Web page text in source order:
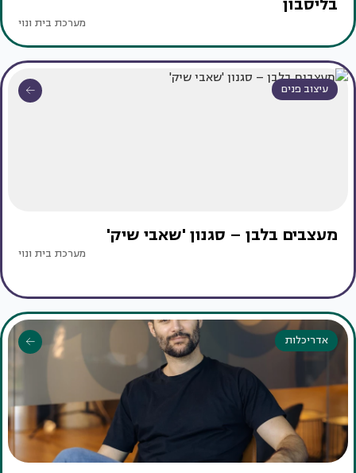
מערכת בית ונוי
עיצוב פנים
מעצבים בלבן – סגנון 'שאבי שיק'
מערכת בית ונוי
אדריכלות